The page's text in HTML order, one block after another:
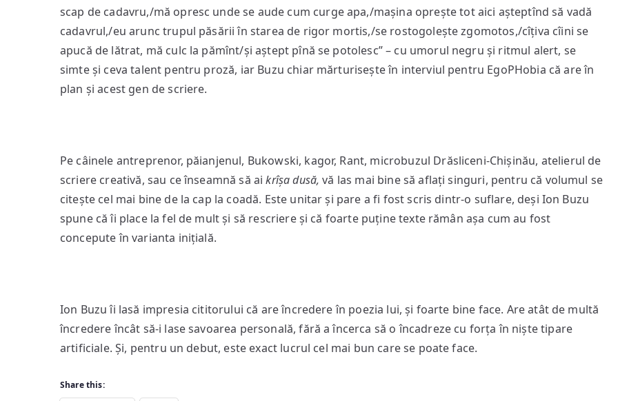
scap de cadavru,/mă opresc unde se aude cum curge apa,/mașina oprește tot aici așteptînd să vadă
cadavrul,/eu arunc trupul păsării în starea de rigor mortis,/se rostogolește zgomotos,/cîțiva cîini se
apucă de lătrat, mă culc la pămînt/și aștept pînă se potolesc” – cu umorul negru și ritmul alert, se
simte și ceva talent pentru proză, iar Buzu chiar mărturisește în interviul pentru EgoPHobia că are în
plan și acest gen de scriere.
Pe câinele antreprenor, păianjenul, Bukowski, kagor, Rant, microbuzul Drăsliceni-Chișinău, atelierul de
scriere creativă, sau ce înseamnă să aikrîșa dusă,vă las mai bine să aflați singuri, pentru că volumul se
citește cel mai bine de la cap la coadă. Este unitar și pare a fi fost scris dintr-o suflare, deși Ion Buzu
spune că îi place la fel de mult și să rescriere și că foarte puține texte rămân așa cum au fost
concepute în varianta inițială.
Ion Buzu îi lasă impresia cititorului că are încredere în poezia lui, și foarte bine face. Are atât de multă
încredere încât să-i lase savoarea personală, fără a încerca să o încadreze cu forța în niște tipare
artificiale. Și, pentru un debut, este exact lucrul cel mai bun care se poate face.
Share this: